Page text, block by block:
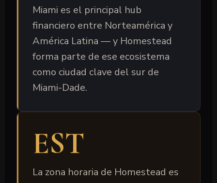
Miami es el principal hub
financiero entre Norteamérica y
América Latina — y Homestead
forma parte de ese ecosistema
como ciudad clave del sur de
Miami-Dade.
EST
La zona horaria de Homestead es